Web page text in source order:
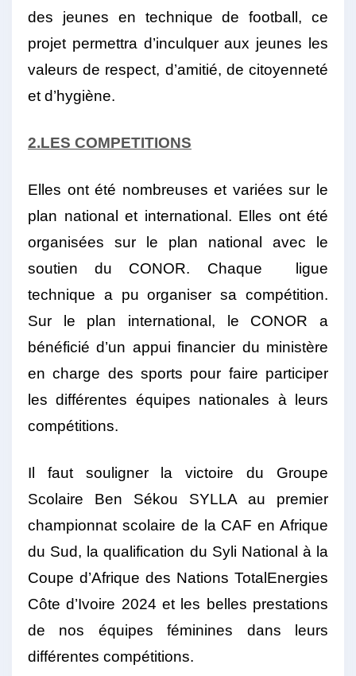
des jeunes en technique de football, ce
projet permettra d’inculquer aux jeunes les
valeurs de respect, d’amitié, de citoyenneté
et d’hygiène.
2.LES COMPETITIONS
Elles ont été nombreuses et variées sur le
plan national et international. Elles ont été
organisées sur le plan national avec le
soutien du CONOR. Chaque ligue
technique a pu organiser sa compétition.
Sur le plan international, le CONOR a
bénéficié d’un appui financier du ministère
en charge des sports pour faire participer
les différentes équipes nationales à leurs
compétitions.
Il faut souligner la victoire du Groupe
Scolaire Ben Sékou SYLLA au premier
championnat scolaire de la CAF en Afrique
du Sud, la qualification du Syli National à la
Coupe d’Afrique des Nations TotalEnergies
Côte d’Ivoire 2024 et les belles prestations
de nos équipes féminines dans leurs
différentes compétitions.